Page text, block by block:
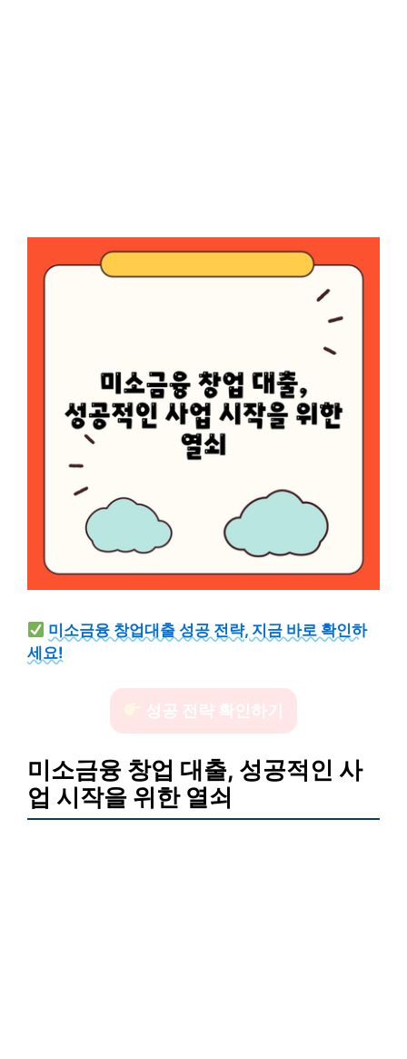
미소금융 창업대출 성공 전략, 지금 바로 확인하
세요!
성공 전략 확인하기
미소금융 창업 대출, 성공적인 사
업 시작을 위한 열쇠